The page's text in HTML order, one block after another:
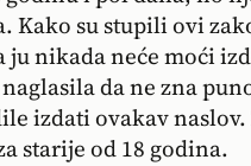
Kako su stupili ovi
ju nikada neće moći
da ne zna
izdati ovakav
starije od 18 godina.